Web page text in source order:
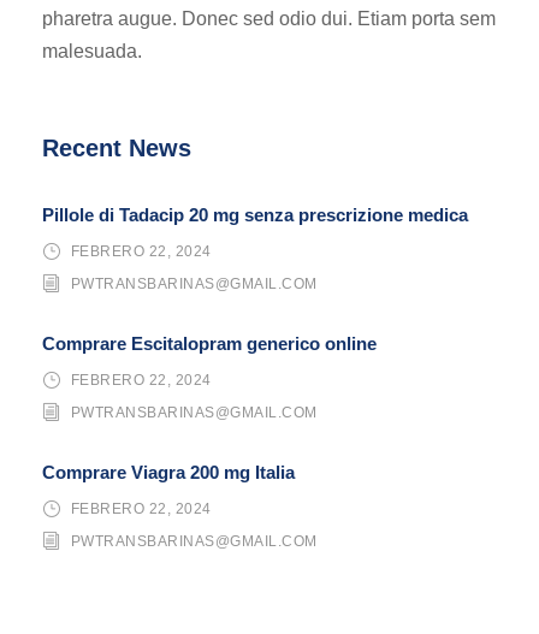
pharetra augue. Donec sed odio dui. Etiam porta sem
malesuada.
Recent News
Pillole di Tadacip 20 mg senza prescrizione medica
FEBRERO 22, 2024
PWTRANSBARINAS@GMAIL.COM
Comprare Escitalopram generico online
FEBRERO 22, 2024
PWTRANSBARINAS@GMAIL.COM
Comprare Viagra 200 mg Italia
FEBRERO 22, 2024
PWTRANSBARINAS@GMAIL.COM